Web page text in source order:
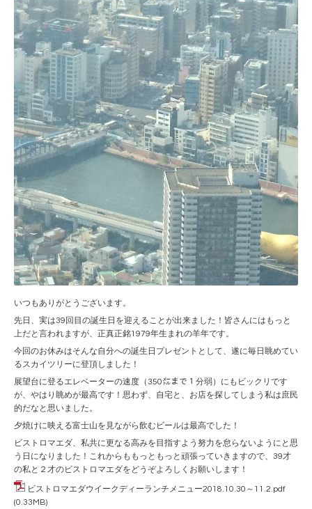
いつもありがとうございます。
先日、実は39回目の誕生日を迎えることが出来ました！皆さんにはもっと
上だと言われますが、正真正銘1979年生まれの羊年です。
今回のお休みはそんな自分への誕生日プレゼントとして、遂に毎日眺めてい
るスカイツリーに登頂しました！
展望台に登るエレベーターの速度（350㍍まで１分弱）にもビックリです
が、やはり眺めが最高です！思わず、自宅と、お店を探してしまう私は庶民
的だなと思いました。
夕焼けに映える富士山を見ながら飲むビールは最高でした！
ビストロマエダ、私共に更なる高みを目指すよう努力を怠らないようにと思
う日になりました！これからももっともっと頑張っていきますので、39才
の私と２才のビストロマエダをどうぞよろしくお願いします！
ビストロマエダウイークディーランチメニュー2018.10.30～11.2.pdf
(0.33MB)